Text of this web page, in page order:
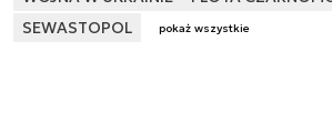
SEWASTOPOL
pokaż wszystkie